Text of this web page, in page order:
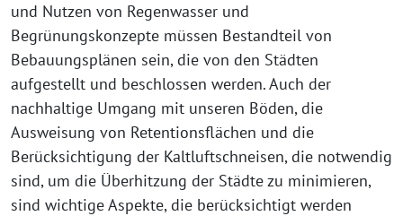
und Nutzen von Regenwasser und
Begrünungskonzepte müssen Bestandteil von
Bebauungsplänen sein, die von den Städten
aufgestellt und beschlossen werden. Auch der
nachhaltige Umgang mit unseren Böden, die
Ausweisung von Retentionsflächen und die
Berücksichtigung der Kaltluftschneisen, die notwendig
sind, um die Überhitzung der Städte zu minimieren,
sind wichtige Aspekte, die berücksichtigt werden